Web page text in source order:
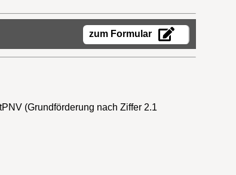
zum Formular
(Grundförderung nach Ziffer 2.1